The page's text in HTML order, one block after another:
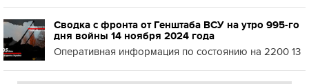
Сводка с фронта от Генштаба ВСУ на утро 995-го
дня войны 14 ноября 2024 года
Оперативная информация по состоянию на 2200 13